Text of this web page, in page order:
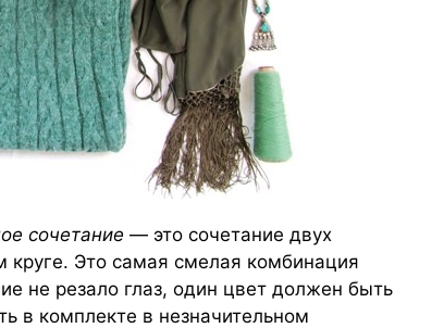
сочетание — это сочетание двух
Это самая смелая комбинация
не резало глаз, один цвет должен быть
в комплекте в незначительном